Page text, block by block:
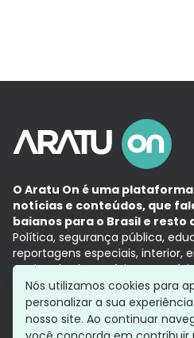
O Aratu On é uma
notícias e conteúdos, que
baianos para o Brasil e resto
Política, segurança pública,
reportagens especiais, interior,
Aqui, tudo vira notícia e a
com a credibilidade do Grupo
Grupo Aratu
Política de
Nós utilizamos cookies para
personalizar a sua
nosso site. Ao continuar